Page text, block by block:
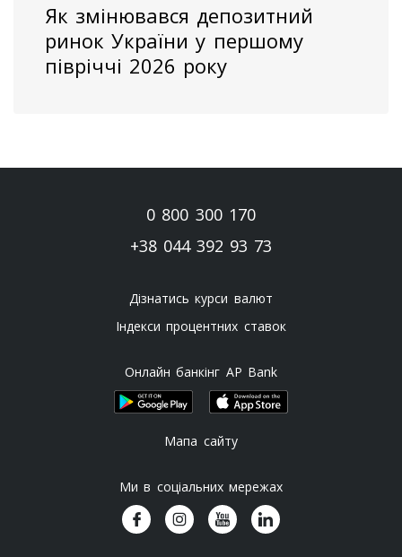
Як змінювався депозитний
ринок України у першому
півріччі 2026 року
0 800 300 170
+38 044 392 93 73
Дізнатись курси валют
Індекси процентних ставок
Онлайн банкінг AP Bank
Мапа сайту
Ми в соціальних мережах